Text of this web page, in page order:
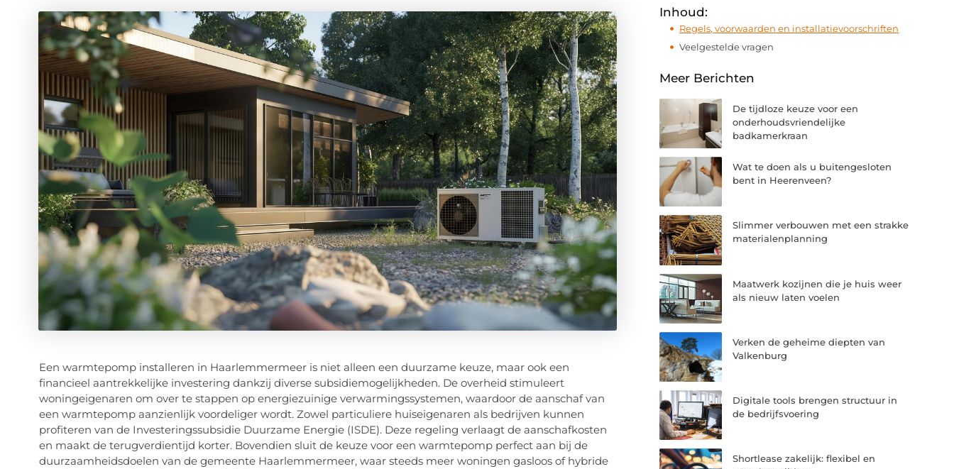
Een warmtepomp installeren in Haarlemmermeer is niet alleen een duurzame keuze, maar ook een
financieel aantrekkelijke investering dankzij diverse subsidiemogelijkheden. De overheid stimuleert
woningeigenaren om over te stappen op energiezuinige verwarmingssystemen, waardoor de aanschaf van
een warmtepomp aanzienlijk voordeliger wordt. Zowel particuliere huiseigenaren als bedrijven kunnen
profiteren van de Investeringssubsidie Duurzame Energie (ISDE). Deze regeling verlaagt de aanschafkosten
en maakt de terugverdientijd korter. Bovendien sluit de keuze voor een warmtepomp perfect aan bij de
duurzaamheidsdoelen van de gemeente Haarlemmermeer, waar steeds meer woningen gasloos of hybride
Inhoud:
Regels, voorwaarden en installatievoorschriften
Veelgestelde vragen
Meer Berichten
De tijdloze keuze voor een
onderhoudsvriendelijke
badkamerkraan
Wat te doen als u buitengesloten
bent in Heerenveen?
Slimmer verbouwen met een strakke
materialenplanning
Maatwerk kozijnen die je huis weer
als nieuw laten voelen
Verken de geheime diepten van
Valkenburg
Digitale tools brengen structuur in
de bedrijfsvoering
Shortlease zakelijk: flexibel en